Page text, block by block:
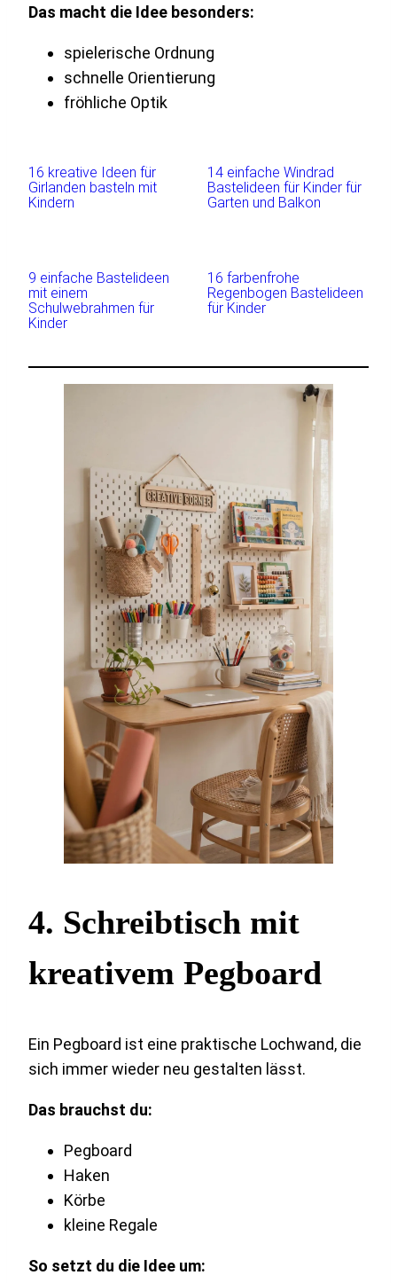
Das macht die Idee besonders:
spielerische Ordnung
schnelle Orientierung
fröhliche Optik
16 kreative Ideen für
Girlanden basteln mit
Kindern
14 einfache Windrad
Bastelideen für Kinder für
Garten und Balkon
9 einfache Bastelideen
mit einem
Schulwebrahmen für
Kinder
16 farbenfrohe
Regenbogen Bastelideen
für Kinder
4. Schreibtisch mit
kreativem Pegboard
Ein Pegboard ist eine praktische Lochwand, die
sich immer wieder neu gestalten lässt.
Das brauchst du:
Pegboard
Haken
Körbe
kleine Regale
So setzt du die Idee um: